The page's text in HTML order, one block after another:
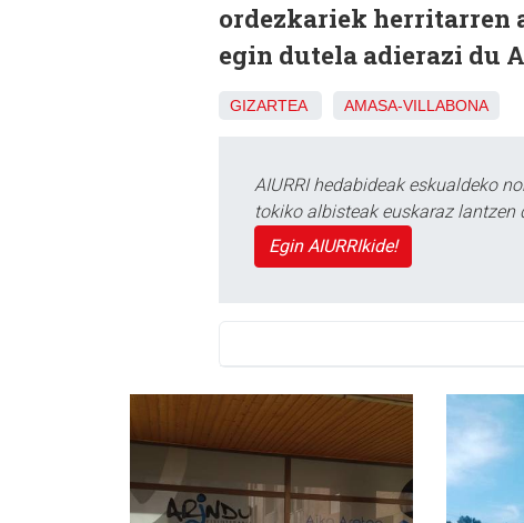
ordezkariek herritarren
egin dutela adierazi du
GIZARTEA AMASA-VILLABONA
AIURRI hedabideak eskualdeko
tokiko albisteak euskaraz
Egin AIURRIkide!